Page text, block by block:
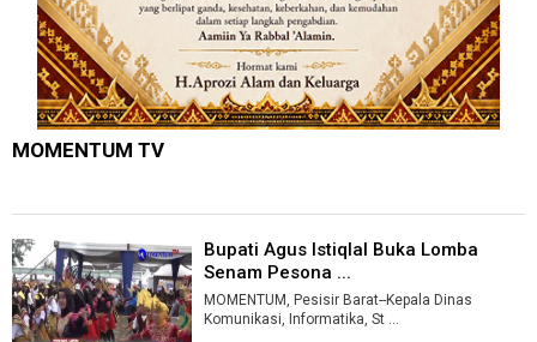
MOMENTUM TV
Bupati Agus Istiqlal Buka Lomba
Senam Pesona ...
MOMENTUM, Pesisir Barat--Kepala Dinas
Komunikasi, Informatika, St ...